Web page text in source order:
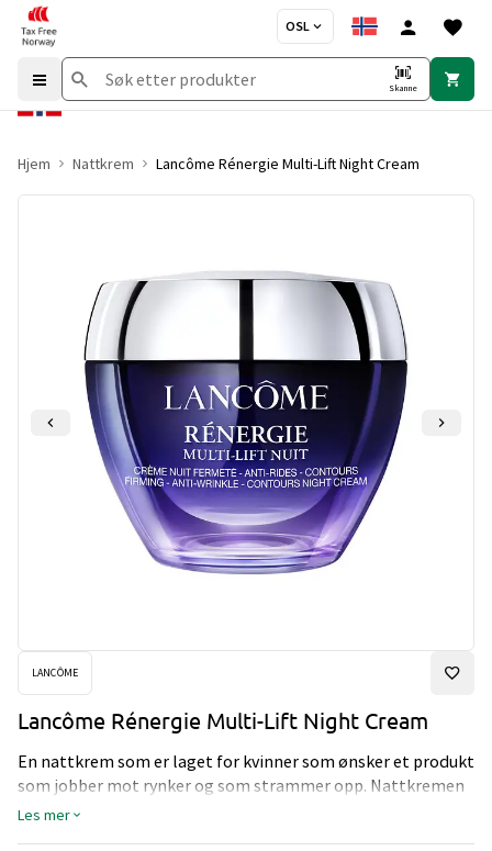
OSL
Skanne
Hjem Nattkrem Lancôme Rénergie Multi-Lift Night Cream
LANCÔME
Lancôme Rénergie Multi-Lift Night Cream
En nattkrem som er laget for kvinner som ønsker et produkt
som jobber mot rynker og som strammer opp. Nattkremen
er utviklet for å fungere når huden er mest mottakelig, og
Les mer